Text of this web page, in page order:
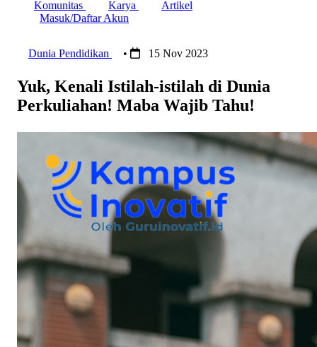
Komunitas Karya
Artikel
Masuk/Daftar Akun
Dunia Pendidikan • 15 Nov 2023
Yuk, Kenali Istilah-istilah di Dunia
Perkuliahan! Maba Wajib Tahu!